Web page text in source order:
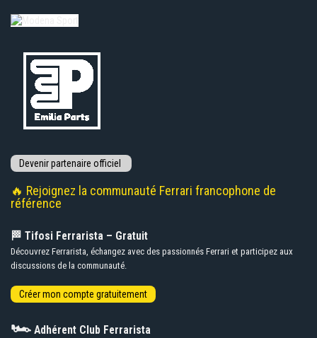
🔥 Rejoignez la communauté Ferrari francophone de
référence
🏁 Tifosi Ferrarista – Gratuit
Découvrez Ferrarista, échangez avec des passionnés Ferrari et participez aux
discussions de la communauté.
🏎️ Adhérent Club Ferrarista